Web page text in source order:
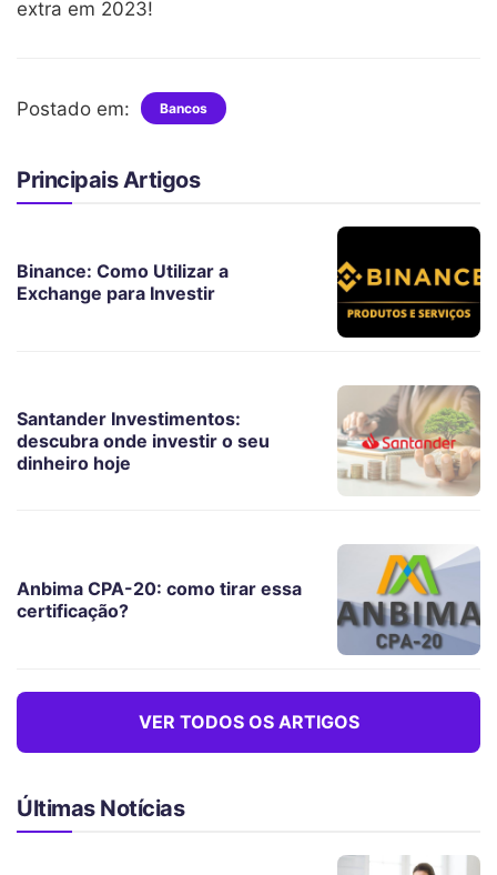
extra em 2023!
Postado em: Bancos
Principais Artigos
Binance: Como Utilizar a
Exchange para Investir
Santander Investimentos:
descubra onde investir o seu
dinheiro hoje
Anbima CPA-20: como tirar essa
certificação?
VER TODOS OS ARTIGOS
Últimas Notícias